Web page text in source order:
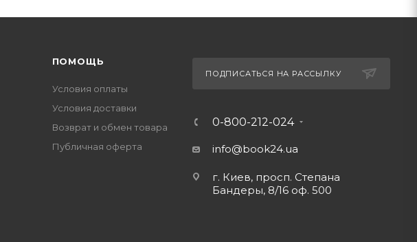
ПОМОЩЬ
Условия оплаты
Условия доставки
Возврат и обмен товара
Публичная оферта
ПОДПИСАТЬСЯ НА РАССЫЛКУ
0-800-212-024
info@book24.ua
г. Киев, просп. Степана
Бандеры, 8/16 оф. 500